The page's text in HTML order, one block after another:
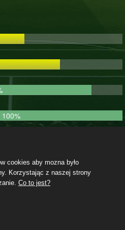
100%
cookies aby mozna było
Korzystając z naszej strony
Co to jest?